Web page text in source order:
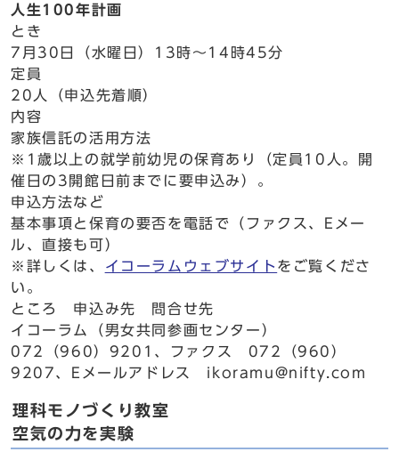
人生100年計画
とき
7月30日（水曜日）13時～14時45分
定員
20人（申込先着順）
内容
家族信託の活用方法
※1歳以上の就学前幼児の保育あり（定員10人。開
催日の3開館日前までに要申込み）。
申込方法など
基本事項と保育の要否を電話で（ファクス、Eメー
ル、直接も可）
※詳しくは、 イコーラムウェブサイト をご覧くださ
い。
ところ 申込み先 問合せ先
イコーラム（男女共同参画センター）
072（960）9201、ファクス 072（960）
9207、Eメールアドレス ikoramu@nifty.com
理科モノづくり教室
空気の力を実験